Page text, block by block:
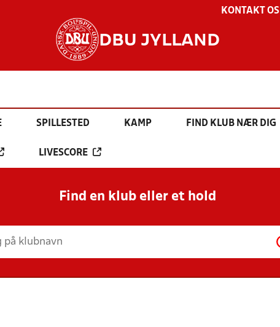
KONTAKT OS
DBU JYLLAND
SPILLESTED KAMP FIND KLUB NÆR DIG
LIVESCORE
Find en klub eller et hold